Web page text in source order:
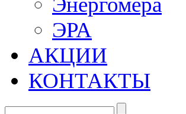
ЭРА
АКЦИИ
КОНТАКТЫ